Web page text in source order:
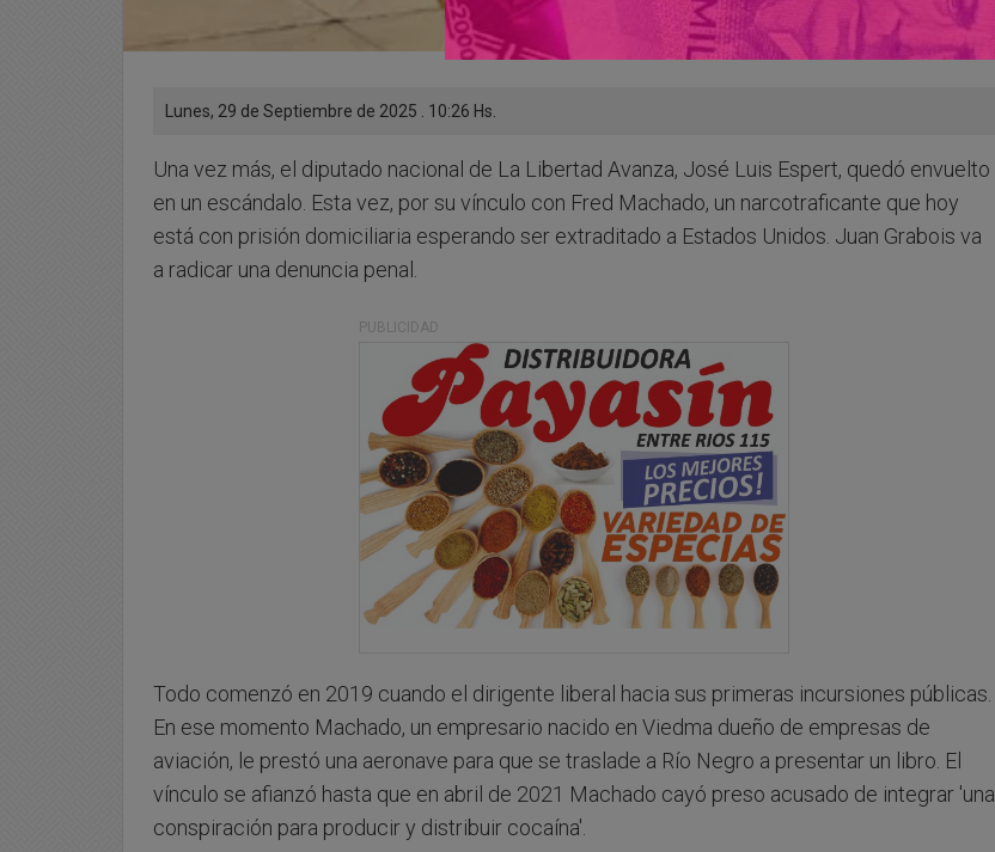
Lunes, 29 de Septiembre de 2025 . 10:26 Hs.
Una vez más, el diputado nacional de La Libertad Avanza, José Luis Espert, quedó envuelto
en un escándalo. Esta vez, por su vínculo con Fred Machado, un narcotraficante que hoy
está con prisión domiciliaria esperando ser extraditado a Estados Unidos. Juan Grabois va
a radicar una denuncia penal.
PUBLICIDAD
Todo comenzó en 2019 cuando el dirigente liberal hacia sus primeras incursiones públicas.
En ese momento Machado, un empresario nacido en Viedma dueño de empresas de
aviación, le prestó una aeronave para que se traslade a Río Negro a presentar un libro. El
vínculo se afianzó hasta que en abril de 2021 Machado cayó preso acusado de integrar 'una
conspiración para producir y distribuir cocaína'.